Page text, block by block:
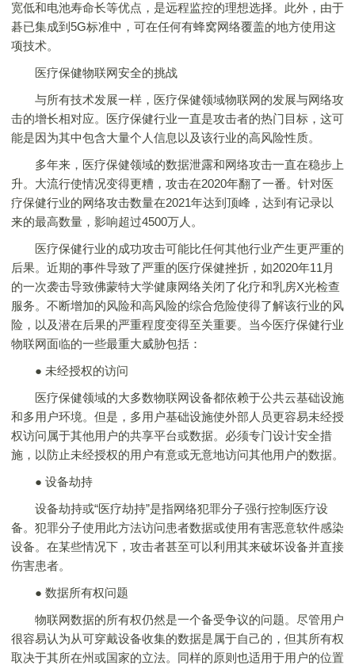
宽低和电池寿命长等优点，是远程监控的理想选择。此外，由于
碁已集成到5G标准中，可在任何有蜂窝网络覆盖的地方使用这
项技术。
医疗保健物联网安全的挑战
与所有技术发展一样，医疗保健领域物联网的发展与网络攻
击的增长相对应。医疗保健行业一直是攻击者的热门目标，这可
能是因为其中包含大量个人信息以及该行业的高风险性质。
多年来，医疗保健领域的数据泄露和网络攻击一直在稳步上
升。大流行使情况变得更糟，攻击在2020年翻了一番。针对医
疗保健行业的网络攻击数量在2021年达到顶峰，达到有记录以
来的最高数量，影响超过4500万人。
医疗保健行业的成功攻击可能比任何其他行业产生更严重的
后果。近期的事件导致了严重的医疗保健挫折，如2020年11月
的一次袭击导致佛蒙特大学健康网络关闭了化疗和乳房X光检查
服务。不断增加的风险和高风险的综合危险使得了解该行业的风
险，以及潜在后果的严重程度变得至关重要。当今医疗保健行业
物联网面临的一些最重大威胁包括：
● 未经授权的访问
医疗保健领域的大多数物联网设备都依赖于公共云基础设施
和多用户环境。但是，多用户基础设施使外部人员更容易未经授
权访问属于其他用户的共享平台或数据。必须专门设计安全措
施，以防止未经授权的用户有意或无意地访问其他用户的数据。
● 设备劫持
设备劫持或“医疗劫持”是指网络犯罪分子强行控制医疗设
备。犯罪分子使用此方法访问患者数据或使用有害恶意软件感染
设备。在某些情况下，攻击者甚至可以利用其来破坏设备并直接
伤害患者。
● 数据所有权问题
物联网数据的所有权仍然是一个备受争议的问题。尽管用户
很容易认为从可穿戴设备收集的数据是属于自己的，但其所有权
取决于其所在州或国家的立法。同样的原则也适用于用户的位置